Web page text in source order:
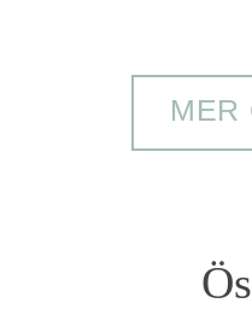
MER